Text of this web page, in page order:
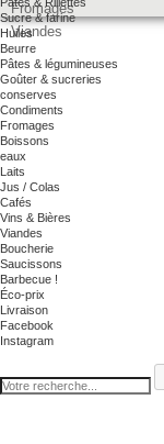
Sucre & farine
Huiles
Beurre
Pâtes & légumineuses
Goûter & sucreries
conserves
Condiments
Fromages
Boissons
eaux
Laits
Jus / Colas
Cafés
Vins & Bières
Viandes
Boucherie
Saucissons
Barbecue !
Éco-prix
Livraison
Facebook
Instagram
Fromages
Viandes